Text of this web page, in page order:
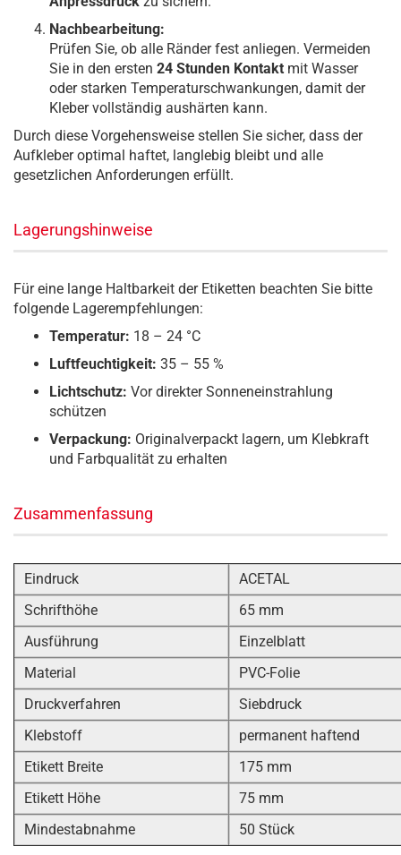
Nachbearbeitung:
Prüfen Sie, ob alle Ränder fest anliegen. Vermeiden
Sie in den ersten 24 Stunden Kontakt mit Wasser
oder starken Temperaturschwankungen, damit der
Kleber vollständig aushärten kann.
Durch diese Vorgehensweise stellen Sie sicher, dass der
Aufkleber optimal haftet, langlebig bleibt und alle
gesetzlichen Anforderungen erfüllt.
Lagerungshinweise
Für eine lange Haltbarkeit der Etiketten beachten Sie bitte
folgende Lagerempfehlungen:
Temperatur: 18 – 24 °C
Luftfeuchtigkeit: 35 – 55 %
Lichtschutz: Vor direkter Sonneneinstrahlung
schützen
Verpackung: Originalverpackt lagern, um Klebkraft
und Farbqualität zu erhalten
Zusammenfassung
Eindruck
ACETAL
Schrifthöhe
65 mm
Ausführung
Einzelblatt
Material
PVC-Folie
Druckverfahren
Siebdruck
Klebstoff
permanent haftend
Etikett Breite
175 mm
Etikett Höhe
75 mm
Mindestabnahme
50 Stück